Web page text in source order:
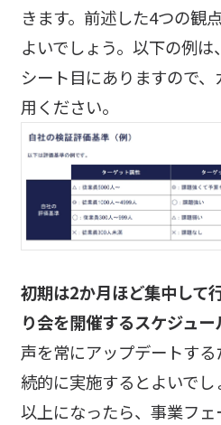
きます。前述した4つの観
よいでしょう。以下の例
シート目にありますので
用ください。
初期は2か月ほど集中して
り会を開催するスケジュー
声を常にアップデートす
続的に実施するとよいで
以上になったら、事業フ